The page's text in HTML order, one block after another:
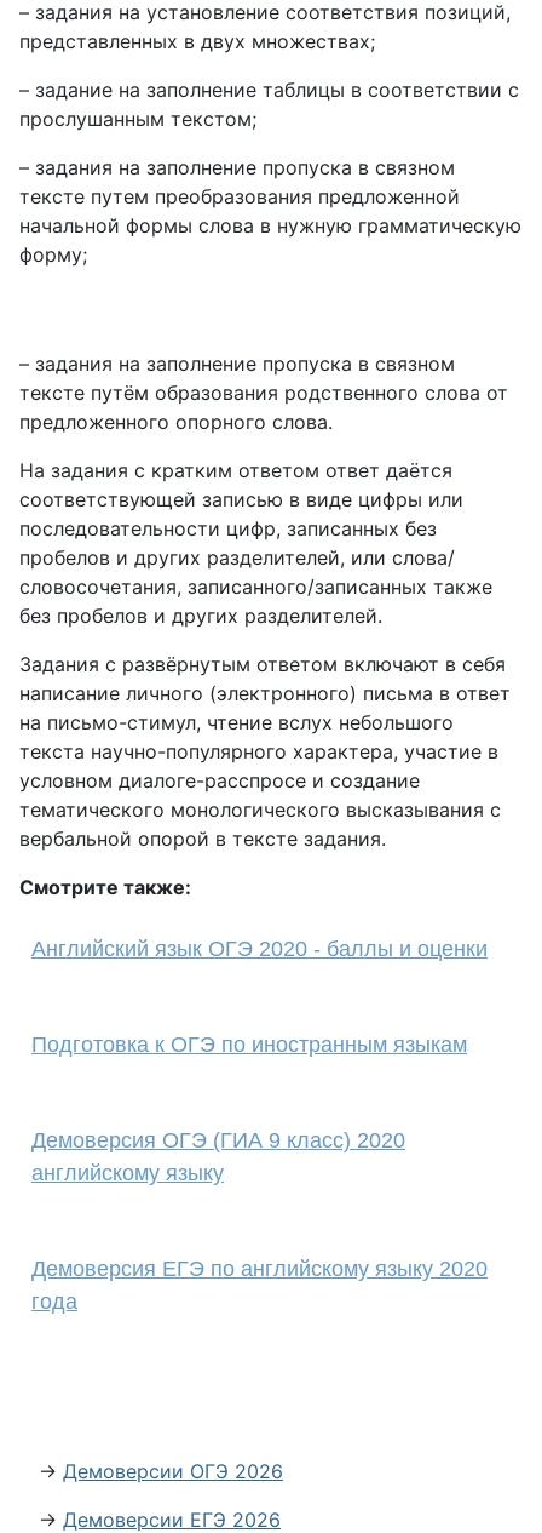
– задания на установление соответствия позиций,
представленных в двух множествах;
– задание на заполнение таблицы в соответствии с
прослушанным текстом;
– задания на заполнение пропуска в связном
тексте путем преобразования предложенной
начальной формы слова в нужную грамматическую
форму;
– задания на заполнение пропуска в связном
тексте путём образования родственного слова от
предложенного опорного слова.
На задания с кратким ответом ответ даётся
соответствующей записью в виде цифры или
последовательности цифр, записанных без
пробелов и других разделителей, или слова/
словосочетания, записанного/записанных также
без пробелов и других разделителей.
Задания с развёрнутым ответом включают в себя
написание личного (электронного) письма в ответ
на письмо-стимул, чтение вслух небольшого
текста научно-популярного характера, участие в
условном диалоге-расспросе и создание
тематического монологического высказывания с
вербальной опорой в тексте задания.
Смотрите также:
Английский язык ОГЭ 2020 - баллы и оценки
Подготовка к ОГЭ по иностранным языкам
Демоверсия ОГЭ (ГИА 9 класс) 2020
английскому языку
Демоверсия ЕГЭ по английскому языку 2020
года
→ Демоверсии ОГЭ 2026
→ Демоверсии ЕГЭ 2026